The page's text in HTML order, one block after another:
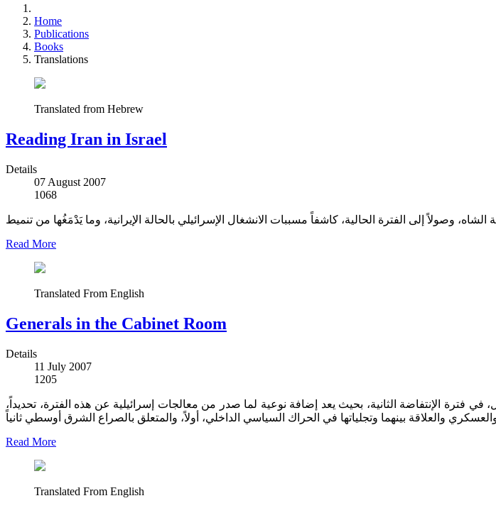
Home
Publications
Books
Translations
Translated from Hebrew
Reading Iran in Israel
Details
07 August 2007
1068
وصولاً إلى الفترة الحالية، كاشفاً مسببات الانشغال الإسرائيلي بالحالة الإيرانية، وما يَدْمَغُها من تنميط
Read More
Translated From English
Generals in the Cabinet Room
Details
11 July 2007
1205
الإنتفاضة الثانية، بحيث يعد إضافة نوعية لما صدر من معالجات إسرائيلية عن هذه الفترة، تحديداً،
Read More
Translated From English